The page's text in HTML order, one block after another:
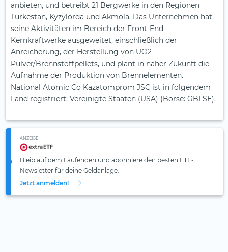
anbieten, und betreibt 21 Bergwerke in den Regionen
Turkestan, Kyzylorda und Akmola. Das Unternehmen hat
seine Aktivitäten im Bereich der Front-End-
Kernkraftwerke ausgeweitet, einschließlich der
Anreicherung, der Herstellung von UO2-
Pulver/Brennstoffpellets, und plant in naher Zukunft die
Aufnahme der Produktion von Brennelementen.
National Atomic Co Kazatomprom JSC ist in folgendem
Land registriert: Vereinigte Staaten (USA) (Börse: GBLSE).
ANZEIGE
Bleib auf dem Laufenden und abonniere den besten ETF-
Newsletter für deine Geldanlage.
Jetzt anmelden!